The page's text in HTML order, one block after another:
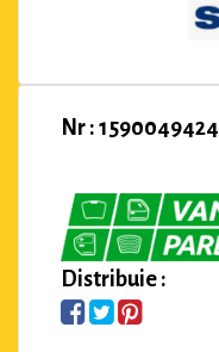
Nr : 1590049424
Distribuie :